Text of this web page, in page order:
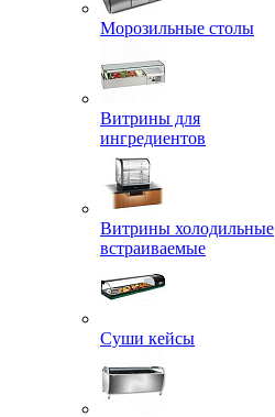
Морозильные столы
Витрины для
ингредиентов
Витрины холодильные
встраиваемые
Суши кейсы